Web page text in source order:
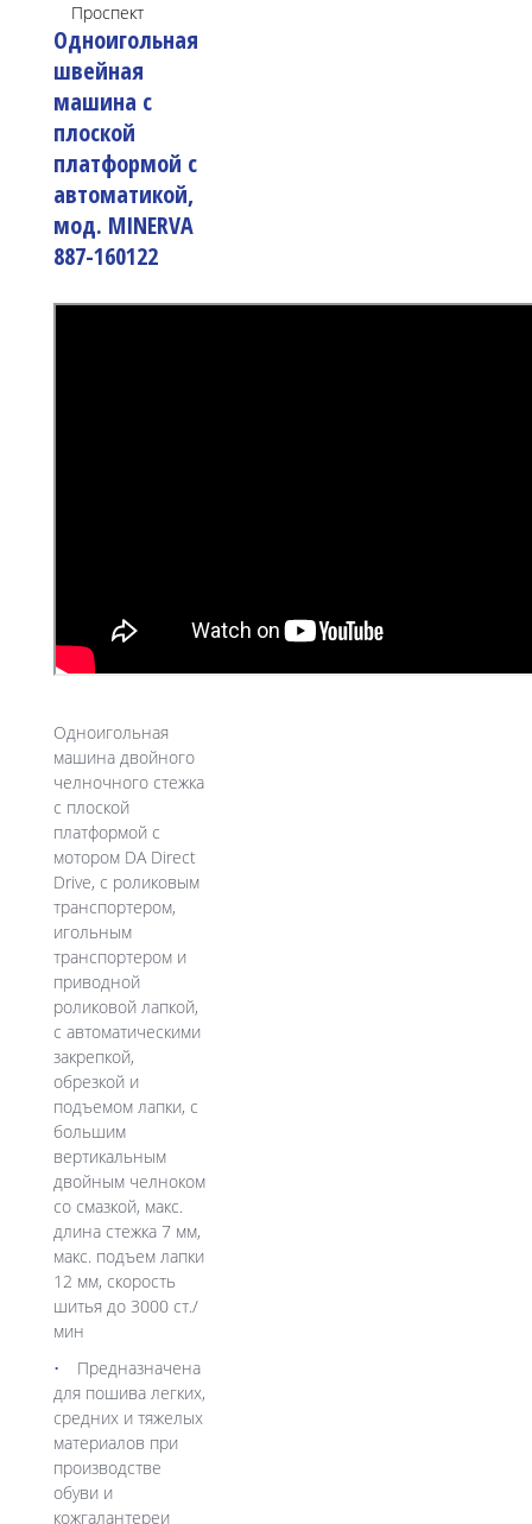
Проспект
Одноигольная
швейная
машина с
плоской
платформой с
автоматикой,
мод. MINERVA
887-160122
Одноигольная
машина двойного
челночного стежка
с плоской
платформой c
мотором DA Direct
Drive, с роликовым
транспортером,
игольным
транспортером и
приводной
роликовой лапкой,
с автоматическими
закрепкой,
обрезкой и
подъемом лапки, с
большим
вертикальным
двойным челноком
со смазкой, макс.
длина стежка 7 мм,
макс. подъем лапки
12 мм, скорость
шитья до 3000 ст./
мин
Предназначена
для пошива легких,
средних и тяжелых
материалов при
производстве
обуви и
кожгалантереи